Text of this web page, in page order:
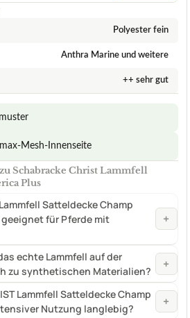
Polyester fein
Anthra Marine und weitere
++ sehr gut
Mesh-Innenseite
Schabracke Christ Lammfell
Plus
Satteldecke Champ
für Pferde mit
+
echte Lammfell auf der
zu synthetischen Materialien?
+
Lammfell Satteldecke Champ
Nutzung langlebig?
+